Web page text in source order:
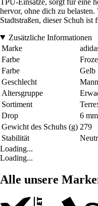
hervor, ohne dich zu
Stadtstraßen, dieser Schuh ist
Zusätzliche Informationen
Marke
Farbe
Farbe
Gelb
Geschlecht
Mann
Altersgruppe
Sortiment
Drop
6 mm
Gewicht des Schuhs (g) 279
Stabilität
Loading...
Loading...
Alle unsere